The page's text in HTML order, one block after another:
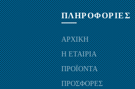
ΠΛΗΡΟΦΟΡΙΕΣ
ΑΡΧΙΚΗ
Η ΕΤΑΙΡΙΑ
ΠΡΟΪΟΝΤΑ
ΠΡΟΣΦΟΡΕΣ